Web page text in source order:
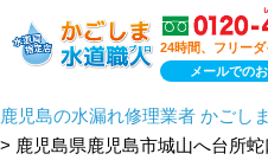
24時間、フリー
メールでの
鹿児島の水漏れ修理業者 かごし
> 鹿児島県鹿児島市城山へ台所蛇